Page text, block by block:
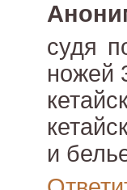
судя
ножей
и